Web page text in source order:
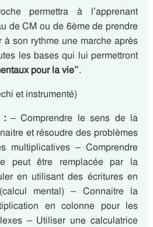
permettra à l’apprenant
de CM ou de 6ème de prendre
à son rythme une marche après
les bases qui lui permettront
pour la vie”.
et instrumenté)
:– Comprendre le sens de la
et résoudre des problèmes
multiplicatives – Comprendre
peut être remplacée par la
en utilisant des écritures en
mental) – Connaitre la
en colonne pour les
– Utiliser une calculatrice